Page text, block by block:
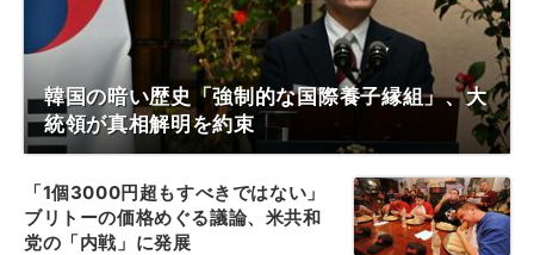
韓国の暗い歴史「強制的な国際養子縁組」、大
統領が真相解明を約束
「1個3000円超もすべきではない」
ブリトーの価格めぐる議論、米共和
党の「内戦」に発展